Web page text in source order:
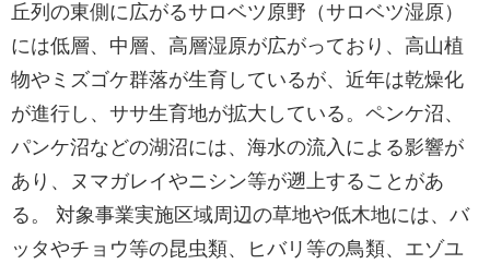
丘列の東側に広がるサロベツ原野（サロベツ湿原）
には低層、中層、高層湿原が広がっており、高山植
物やミズゴケ群落が生育しているが、近年は乾燥化
が進行し、ササ生育地が拡大している。ペンケ沼、
パンケ沼などの湖沼には、海水の流入による影響が
あり、ヌマガレイやニシン等が遡上することがあ
る。 対象事業実施区域周辺の草地や低木地には、バ
ッタやチョウ等の昆虫類、ヒバリ等の鳥類、エゾユ